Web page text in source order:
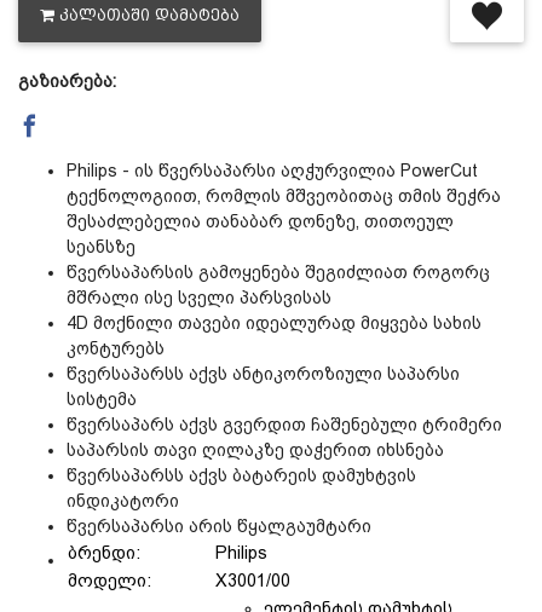
ᲙᲐᲚᲐᲗᲐᲨᲘ ᲓᲐᲛᲐᲢᲔᲑᲐ
გაზიარება:
Philips - ის წვერსაპარსი აღჭურვილია PowerCut
ტექნოლოგიით, რომლის მშვეობითაც თმის შეჭრა
შესაძლებელია თანაბარ დონეზე, თითოეულ
სეანსზე
წვერსაპარსის გამოყენება შეგიძლიათ როგორც
მშრალი ისე სველი პარსვისას
4D მოქნილი თავები იდეალურად მიყვება სახის
კონტურებს
წვერსაპარსს აქვს ანტიკოროზიული საპარსი
სისტემა
წვერსაპარს აქვს გვერდით ჩაშენებული ტრიმერი
საპარსის თავი ღილაკზე დაჭერით იხსნება
წვერსაპარსს აქვს ბატარეის დამუხტვის
ინდიკატორი
წვერსაპარსი არის წყალგაუმტარი
ბრენდი:
Philips
მოდელი:
X3001/00